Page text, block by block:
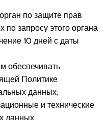
по защите прав
запросу этого органа
10 дней с даты
обеспечивать
Политике
данных;
и технические
данных